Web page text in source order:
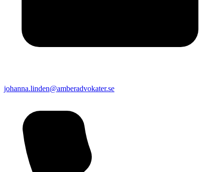
johanna.linden@amberadvokater.se